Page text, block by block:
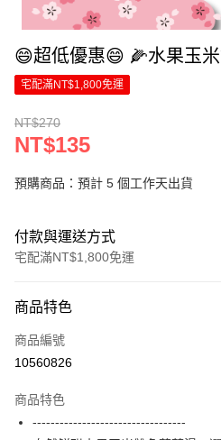
😄超低優惠😄
宅配滿NT$1,800免運
NT$270
NT$135
預購商品：預計 5 個工作天出貨
付款與運送方式
宅配滿NT$1,800免運
信用卡一次付款
LINE Pay
商品特色
商品編號
10560826
商品特色
----------------------------------